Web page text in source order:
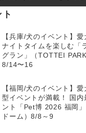
【兵庫/犬のイベント】
ナイトタイムを楽しむ「
グラン」（TOTTEI
8/14〜16
【福岡/犬のイベント】
型イベントが満載！ 国内
ント「Pet博 2026 福岡
ドーム）8/8～9